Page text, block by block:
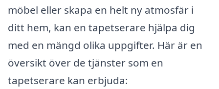
möbel eller skapa en helt ny atmosfär i
ditt hem, kan en tapetserare hjälpa dig
med en mängd olika uppgifter. Här är en
översikt över de tjänster som en
tapetserare kan erbjuda: